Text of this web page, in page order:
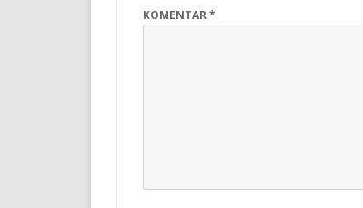
KOMENTAR*